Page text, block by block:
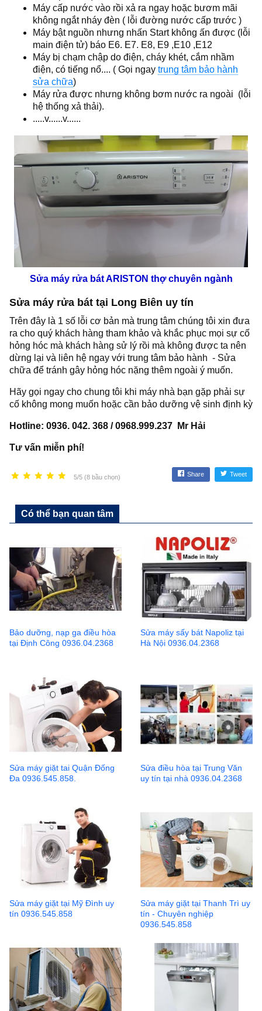
Máy cấp nước vào rồi xả ra ngay hoặc bươm mãi
không ngắt nháy đèn ( lỗi đường nước cấp trước )
Máy bật nguồn nhưng nhấn Startkhông ấn được (lỗi
main điện tử) báo E6. E7. E8, E9 ,E10 ,E12
Máy bị chạm chập do điện, cháy khét, cắm nhầm
điện, có tiếng nổ.... ( Gọi ngay trung tâm bảo hành
sửa chữa)
Máy rửa được nhưng không bơm nước ra ngoài (lỗi
hệ thống xả thải).
.....v......v......
Sửa máy rửa bát ARISTON thợ chuyên ngành
Sửa máy rửa bát tại Long Biên uy tín
Trên đây là 1 số lỗi cơ bản mà trung tâm chúng tôi xin đưa
ra cho quý khách hàng tham khảo và khắc phục mọi sự cố
hỏng hóc mà khách hàng sử lý rồi mà không được ta nên
dừng lại và liên hệ ngay với trung tâm bảo hành - Sửa
chữa để tránh gây hỏng hóc nặng thêm ngoài ý muốn.
Hãy gọi ngay cho chung tôi khi máy nhà bạn gặp phải sự
cố không mong muốn hoặc cần bảo dưỡng vệ sinh định kỳ
Hotline: 0936. 042. 368 / 0968.999.237 Mr Hải
Tư vấn miễn phí!
5/5 (8 bầu chọn) Share Tweet
Có thể bạn quan tâm
Bảo dưỡng, nạp ga điều hòa
tại Định Công 0936.04.2368
Sửa máy sấy bát Napoliz tại
Hà Nội 0936.04.2368
Sửa máy giặt tai Quận Đống
Đa 0936.545.858.
Sửa điều hòa tại Trung Văn
uy tín tại nhà 0936.04.2368
Sửa máy giặt tại Mỹ Đình uy
tín 0936.545.858
Sửa máy giặt tại Thanh Trì uy
tín - Chuyên nghiệp
0936.545.858